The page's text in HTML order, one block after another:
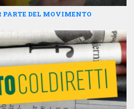
PARTE DEL MOVIMENTO